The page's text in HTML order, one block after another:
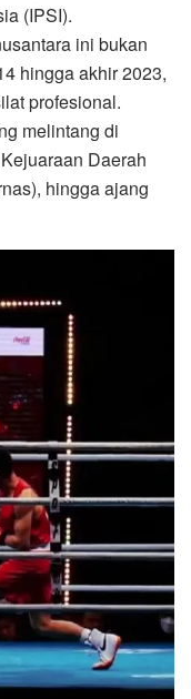
(IPSI).
ini bukan
hingga akhir 2023,
profesional.
melintang di
Daerah
hingga ajang